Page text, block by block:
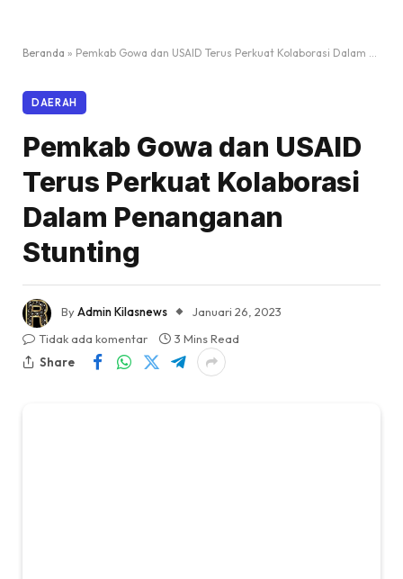
Beranda » Pemkab Gowa dan USAID Terus Perkuat Kolaborasi Dalam Penanganan Stunting
DAERAH
Pemkab Gowa dan USAID
Terus Perkuat Kolaborasi
Dalam Penanganan
Stunting
ByAdmin Kilasnews
Januari 26, 2023
Tidak ada komentar
3 Mins Read
Share